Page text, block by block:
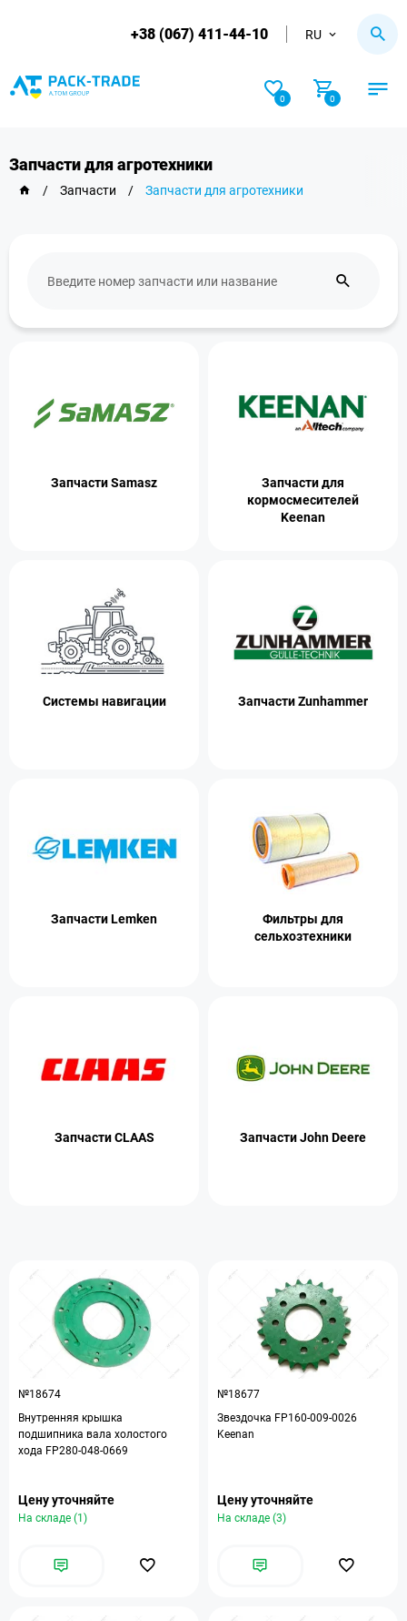
+38 (067) 411-44-10 RU
0 0
Запчасти для агротехники
/ Запчасти / Запчасти для агротехники
Запчасти Samasz
Запчасти для
кормосмесителей
Keenan
Системы навигации Запчасти Zunhammer
Запчасти Lemken
Фильтры для
сельхозтехники
Запчасти CLAAS Запчасти John Deere
№18674
Внутренняя крышка
подшипника вала холостого
хода FP280-048-0669
Цену уточняйте
На складе (1)
№18677
Звездочка FP160-009-0026
Keenan
Цену уточняйте
На складе (3)